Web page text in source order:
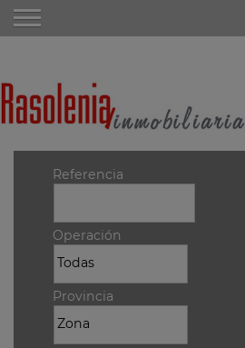
Referencia
Operación
Provincia